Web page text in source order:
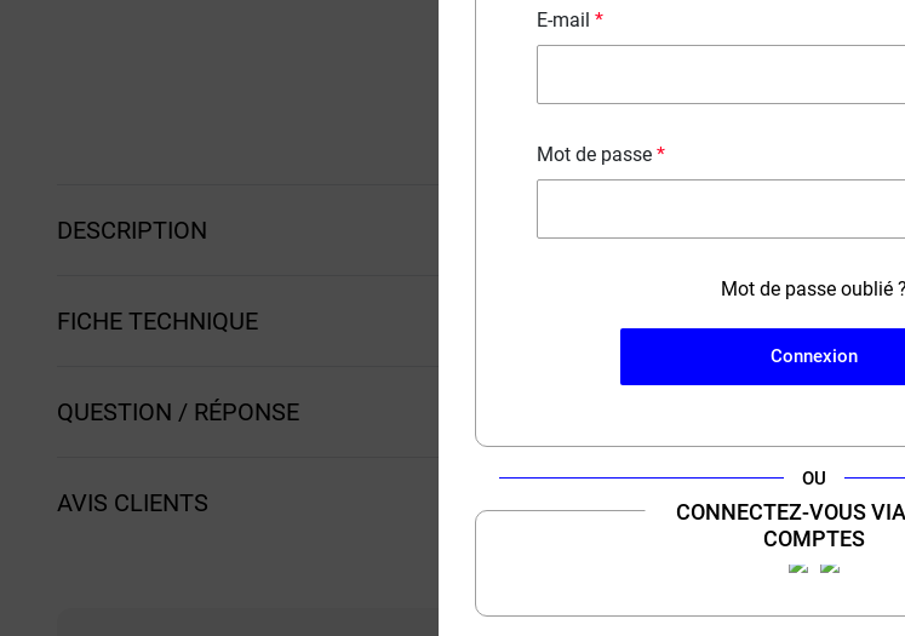
E-mail
Mot de passe
Mot de passe oublié ?
Connexion
OU
CONNECTEZ-VOUS
COMPTES
DESCRIPTION
FICHE TECHNIQUE
QUESTION / RÉPONSE
AVIS CLIENTS